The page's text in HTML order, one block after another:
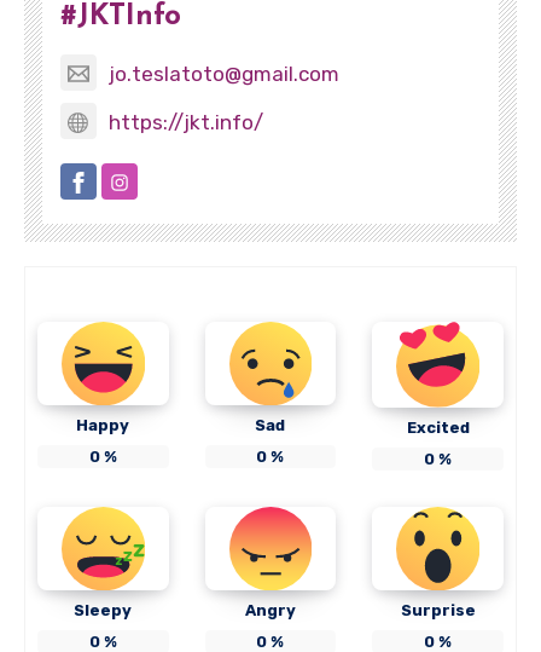
#JKTInfo
jo.teslatoto@gmail.com
https://jkt.info/
Happy
0%
Sad
0 %
Excited
0 %
Sleepy
0%
Angry
0 %
Surprise
0 %